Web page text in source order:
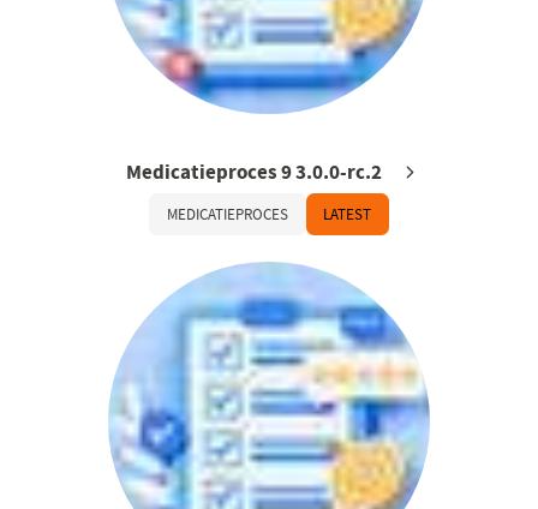
Medicatieproces 9 3.0.0-rc.2
MEDICATIEPROCES LATEST